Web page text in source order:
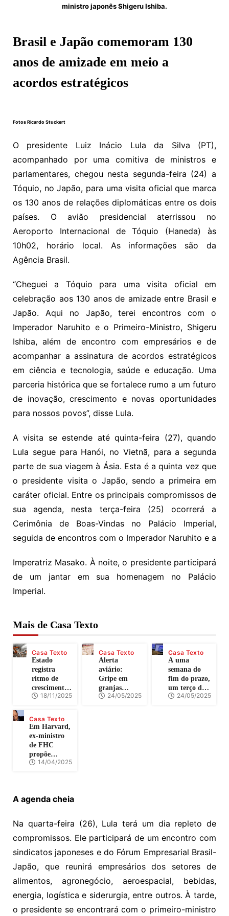
ministro japonês Shigeru Ishiba.
Brasil e Japão comemoram 130
anos de amizade em meio a
acordos estratégicos
Fotos Ricardo Stuckert
O presidente Luiz Inácio Lula da Silva (PT),
acompanhado por uma comitiva de ministros e
parlamentares, chegou nesta segunda-feira (24) a
Tóquio, no Japão, para uma visita oficial que marca
os 130 anos de relações diplomáticas entre os dois
países. O avião presidencial aterrissou no
Aeroporto Internacional de Tóquio (Haneda) às
10h02, horário local. As informações são da
Agência Brasil.
“Cheguei a Tóquio para uma visita oficial em
celebração aos 130 anos de amizade entre Brasil e
Japão. Aqui no Japão, terei encontros com o
Imperador Naruhito e o Primeiro-Ministro, Shigeru
Ishiba, além de encontro com empresários e de
acompanhar a assinatura de acordos estratégicos
em ciência e tecnologia, saúde e educação. Uma
parceria histórica que se fortalece rumo a um futuro
de inovação, crescimento e novas oportunidades
para nossos povos”, disse Lula.
A visita se estende até quinta-feira (27), quando
Lula segue para Hanói, no Vietnã, para a segunda
parte de sua viagem à Ásia. Esta é a quinta vez que
o presidente visita o Japão, sendo a primeira em
caráter oficial. Entre os principais compromissos de
sua agenda, nesta terça-feira (25) ocorrerá a
Cerimônia de Boas-Vindas no Palácio Imperial,
seguida de encontros com o Imperador Naruhito e a
Imperatriz Masako. À noite, o presidente participará
de um jantar em sua homenagem no Palácio
Imperial.
Mais de Casa Texto
Casa Texto
Estado
registra
ritmo de
crescimento
entre os mais
do País
18/11/2025
Casa Texto
Alerta
aviário:
Gripe em
granjas
comerciais
24/05/2025
Casa Texto
A uma
semana do
fim do prazo,
um terço dos
brasileiros
24/05/2025
Casa Texto
Em Harvard,
ex-ministro
de FHC
propõe
congelar
14/04/2025
A agenda cheia
Na quarta-feira (26), Lula terá um dia repleto de
compromissos. Ele participará de um encontro com
sindicatos japoneses e do Fórum Empresarial Brasil-
Japão, que reunirá empresários dos setores de
alimentos, agronegócio, aeroespacial, bebidas,
energia, logística e siderurgia, entre outros. À tarde,
o presidente se encontrará com o primeiro-ministro